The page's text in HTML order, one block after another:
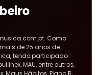
Como
de 25 anos de
tendo participado
MAU, entre outros,
Maus Hábitos, Plano B,